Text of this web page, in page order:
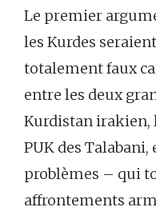
Le premier
les Kurdes
totalement faux
entre les deux
Kurdistan irakien,
PUK des Talabani,
problèmes – qui
affrontements